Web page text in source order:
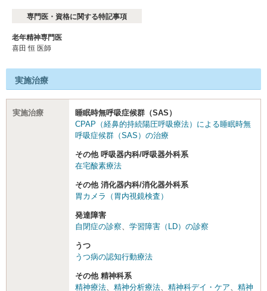
専門医・資格に関する特記事項
老年精神専門医
喜田 恒 医師
実施治療
実施治療
睡眠時無呼吸症候群（SAS）
CPAP（経鼻的持続陽圧呼吸療法）による睡眠時無
呼吸症候群（SAS）の治療
その他 呼吸器内科/呼吸器外科系
在宅酸素療法
その他 消化器内科/消化器外科系
胃カメラ（胃内視鏡検査）
発達障害
自閉症の診察
学習障害（LD）の診察
うつ
うつ病の認知行動療法
その他 精神科系
精神療法
精神分析療法 精神科デイ・ケア
精神